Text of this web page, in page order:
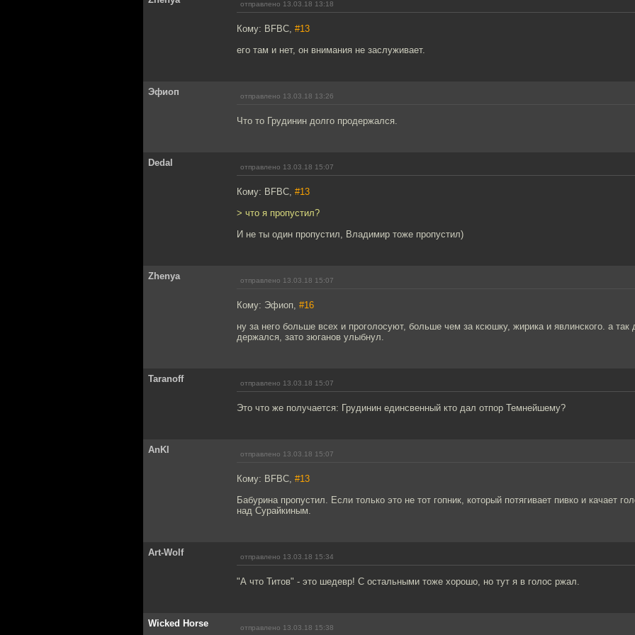
отправлено 13.03.18 13:18
Кому: BFBC, #13
его там и нет, он внимания не заслуживает.
Эфиоп отправлено 13.03.18 13:26
Что то Грудинин долго продержался.
Dedal отправлено 13.03.18 15:07
Кому: BFBC, #13
> что я пропустил?
И не ты один пропустил, Владимир тоже пропустил)
Zhenya отправлено 13.03.18 15:07
Кому: Эфиоп, #16
ну за него больше всех и проголосуют, больше чем за ксюшку, жирика и явлинского. а так
держался, зато зюганов улыбнул.
Taranoff отправлено 13.03.18 15:07
Это что же получается: Грудинин единсвенный кто дал отпор Темнейшему?
AnKl отправлено 13.03.18 15:07
Кому: BFBC, #13
Бабурина пропустил. Если только это не тот гопник, который потягивает пивко и качает
над Сурайкиным.
Art-Wolf отправлено 13.03.18 15:34
"А что Титов" - это шедевр! С остальными тоже хорошо, но тут я в голос ржал.
Wicked Horse отправлено 13.03.18 15:38